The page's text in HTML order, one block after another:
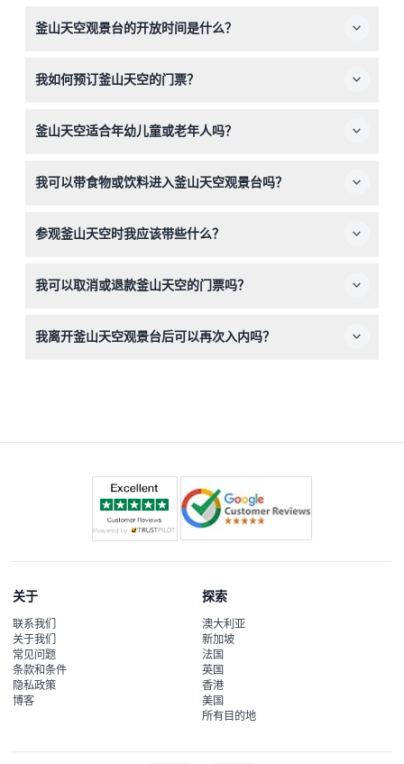
釜山天空观景台的开放时间是什么？
时间为晚上8:30（可能会有变动 — 请在预订时确认）。
我如何预订釜山天空的门票？
喜欢的时间。
釜山天空适合年幼儿童或老年人吗？
岁及以上老人享有折扣票价，适合所有年龄段体验。
我可以带食物或饮料进入釜山天空观景台吗？
您用餐或购买小吃。
参观釜山天空时我应该带些什么？
折扣；穿着舒适的鞋子，因为观景台内有不少区域可供探
我可以取消或退款釜山天空的门票吗？
订，并在预约日期和时间使用门票。
我离开釜山天空观景台后可以再次入内吗？
关于
联系我们
关于我们
常见问题
条款和条件
隐私政策
博客
探索
澳大利亚
新加坡
法国
英国
香港
美国
所有目的地